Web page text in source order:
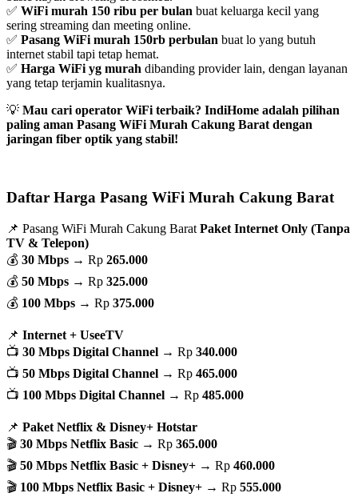
✅ WiFi murah 150 ribu per bulan buat keluarga kecil yang
sering streaming dan meeting online.
✅ Pasang WiFi murah 150rb perbulan buat lo yang butuh
internet stabil tapi tetap hemat.
✅ Harga WiFi yg murah dibanding provider lain, dengan layanan
yang tetap terjamin kualitasnya.
💡 Mau cari operator WiFi terbaik? IndiHome adalah pilihan
paling aman Pasang WiFi Murah Cakung Barat dengan
jaringan fiber optik yang stabil!
Daftar Harga Pasang WiFi Murah Cakung Barat
📌 Pasang WiFi Murah Cakung Barat Paket Internet Only (Tanpa
TV & Telepon)
💰 30 Mbps → Rp 265.000
💰 50 Mbps → Rp 325.000
💰 100 Mbps → Rp 375.000
📌 Internet + UseeTV
📺 30 Mbps Digital Channel → Rp 340.000
📺 50 Mbps Digital Channel → Rp 465.000
📺 100 Mbps Digital Channel → Rp 485.000
📌 Paket Netflix & Disney+ Hotstar
🎬 30 Mbps Netflix Basic → Rp 365.000
🎬 50 Mbps Netflix Basic + Disney+ → Rp 460.000
🎬 100 Mbps Netflix Basic + Disney+ → Rp 555.000